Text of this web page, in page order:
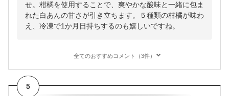
せ。柑橘を使用することで、爽やかな酸味と一緒に包ま
れた白あんの甘さが引き立ちます。５種類の柑橘が味わ
え、冷凍で1か月日持ちするのも嬉しいですね。
全てのおすすめコメント（3件）
5